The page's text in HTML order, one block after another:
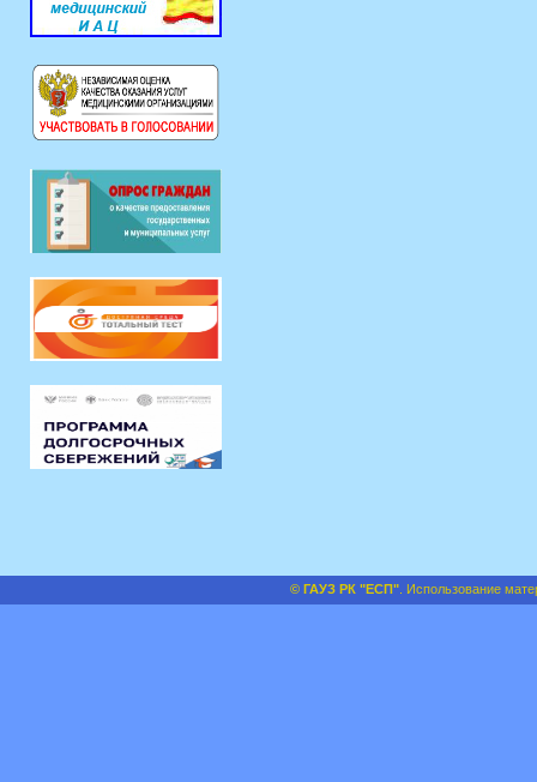
© ГАУЗ РК "ЕСП" . Использование